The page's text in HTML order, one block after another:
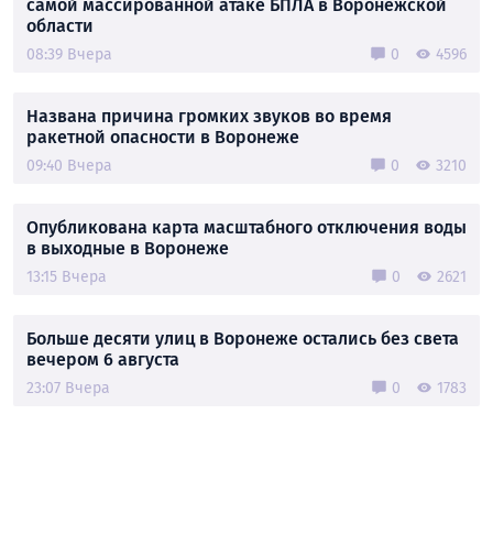
самой массированной атаке БПЛА в Воронежской
области
08:39 Вчера 0 4596
Названа причина громких звуков во время
ракетной опасности в Воронеже
09:40 Вчера 0 3210
Опубликована карта масштабного отключения воды
в выходные в Воронеже
13:15 Вчера 0 2621
Больше десяти улиц в Воронеже остались без света
вечером 6 августа
23:07 Вчера 0 1783